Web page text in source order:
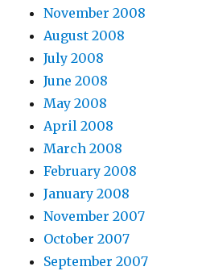
November 2008
August 2008
July 2008
June 2008
May 2008
April 2008
March 2008
February 2008
January 2008
November 2007
October 2007
September 2007